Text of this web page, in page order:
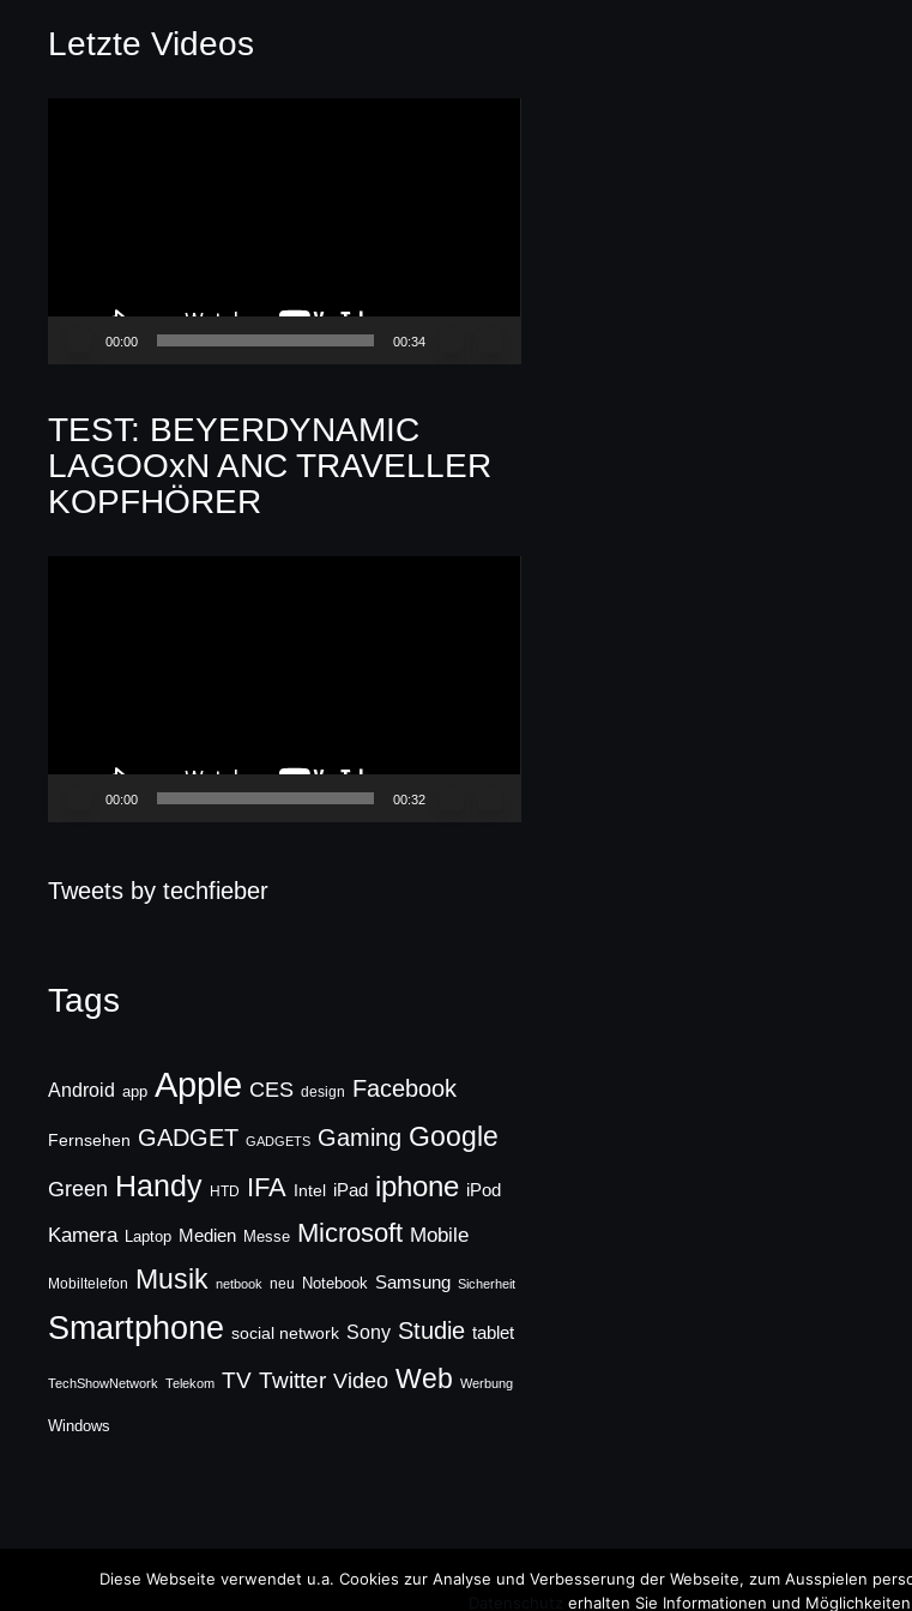
Letzte Videos
00:00 00:34
TEST: BEYERDYNAMIC
LAGOOxN ANC TRAVELLER
KOPFHÖRER
00:00 00:32
Tweets by techfieber
Tags
Android app Apple CES design Facebook
Fernsehen GADGET GADGETS Gaming Google
Green Handy HTD IFA Intel iPad iphone iPod
Kamera Laptop Medien Messe Microsoft Mobile
Mobiltelefon Musik netbook neu Notebook Samsung Sicherheit
Smartphone social network Sony Studie tablet
TechShowNetwork Telekom TV Twitter Video Web Werbung
Windows
Copyright © 2026 TechFieber Blog
Diese Webseite verwendet u.a. Cookies zur Analyse und Verbesserung der Webseite, zum Ausspielen
erhalten Sie Informationen und